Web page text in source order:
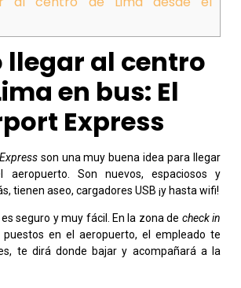
llegar al centro
en bus: El
Express
son una muy buena idea para llegar
Son nuevos, espaciosos y
tienen aseo, cargadores USB ¡y hasta wifi!
seguro y muy fácil. En la zona de check in
puestos en el aeropuerto, el empleado te
te dirá donde bajar y acompañará a la